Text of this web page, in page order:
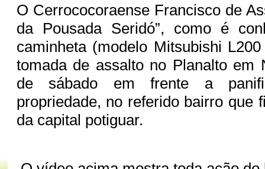
O Cerrococoraense Francisco de
da Pousada Seridó”, como é
caminheta (modelo Mitsubishi
tomada de assalto no Planalto em
de sábado em frente a
propriedade, no referido bairro que
da capital potiguar.